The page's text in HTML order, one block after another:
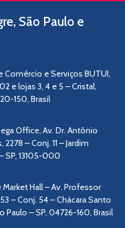
São Paulo e
Comércio e Serviços BUTUI,
e lojas 3, 4 e 5 – Cristal,
150, Brasil
Office, Av. Dr. Antônio
– Conj. 11 – Jardim
SP, 13105-000
Hall – Av. Professor
– Conj. 54 – Chácara Santo
Paulo – SP, 04726-160, Brasil